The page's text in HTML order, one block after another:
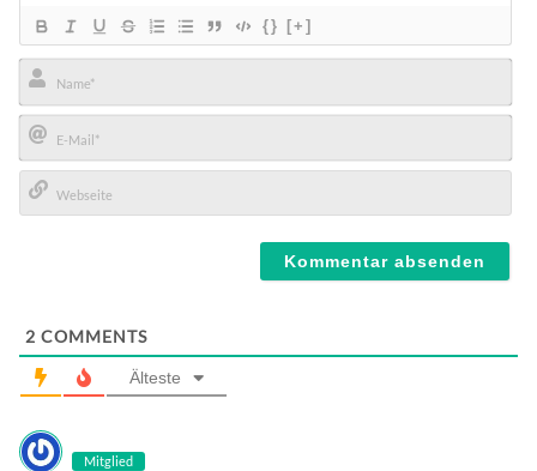
{} [+]
Name*
E-
Mail*
2 COMMENTS
Älteste
Mitglied